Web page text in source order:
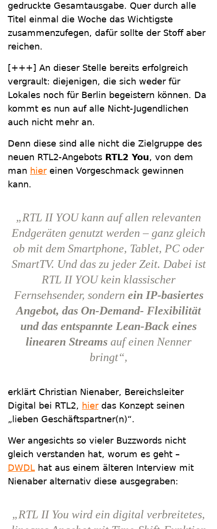
gedruckte Gesamtausgabe. Quer durch alle
Titel einmal die Woche das Wichtigste
zusammenzufegen, dafür sollte der Stoff aber
reichen.
[+++] An dieser Stelle bereits erfolgreich
vergrault: diejenigen, die sich weder für
Lokales noch für Berlin begeistern können. Da
kommt es nun auf alle Nicht-Jugendlichen
auch nicht mehr an.
Denn diese sind alle nicht die Zielgruppe des
neuen RTL2-Angebots RTL2 You, von dem
man hiereinen Vorgeschmack gewinnen
kann.
„RTL II YOU kann auf allen relevanten
Endgeräten genutzt werden – ganz gleich
ob mit dem Smartphone, Tablet, PC oder
SmartTV. Und das zu jeder Zeit. Dabei ist
RTL II YOU kein klassischer
Fernsehsender, sondern ein IP-basiertes
Angebot, das On-Demand- Flexibilität
und das entspannte Lean-Back eines
linearen Streams auf einen Nenner
bringt“,
erklärt Christian Nienaber, Bereichsleiter
Digital bei RTL2, hierdas Konzept seinen
„lieben Geschäftspartner(n)“.
Wer angesichts so vieler Buzzwords nicht
gleich verstanden hat, worum es geht –
DWDL hat aus einem älteren Interview mit
Nienaber alternativ diese ausgegraben:
„RTL II You wird ein digital verbreitetes,